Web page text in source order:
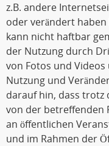
z.B. andere
oder verändert haben
kann nicht haftbar
der Nutzung durch
von Fotos und
Nutzung und
darauf hin, dass trotz
von der betreffenden
an öffentlichen
und im Rahmen der